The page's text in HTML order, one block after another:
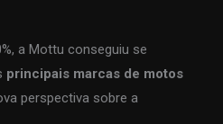
a Mottu conseguiu se
principais marcas de motos
perspectiva sobre a